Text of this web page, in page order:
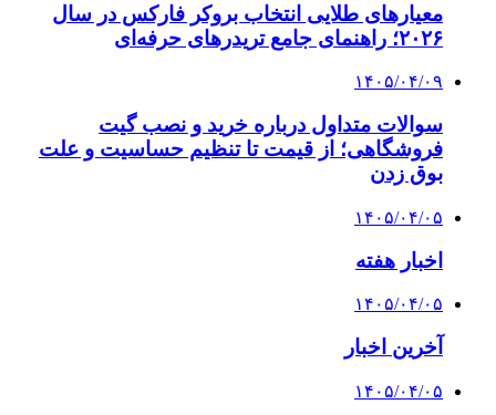
معیارهای طلایی انتخاب بروکر فارکس در سال
۲۰۲۶؛ راهنمای جامع تریدرهای حرفه‌ای
۱۴۰۵/۰۴/۰۹
سوالات متداول درباره خرید و نصب گیت
فروشگاهی؛ از قیمت تا تنظیم حساسیت و علت
بوق زدن
۱۴۰۵/۰۴/۰۵
اخبار هفته
۱۴۰۵/۰۴/۰۵
آخرین اخبار
۱۴۰۵/۰۴/۰۵